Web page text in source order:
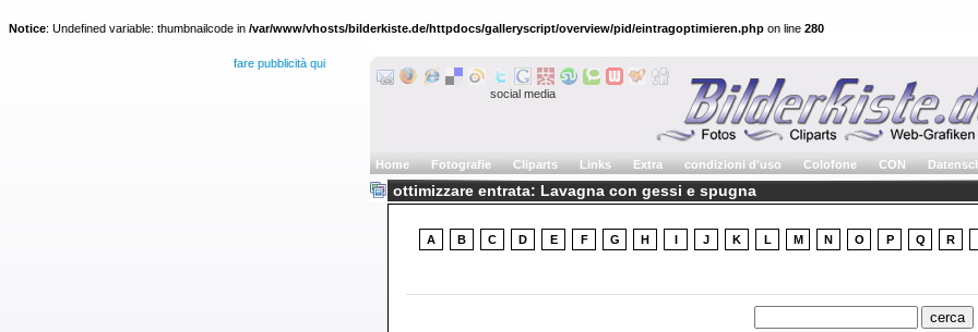
Notice: Undefined variable: thumbnailcode in /var/www/vhosts/bilderkiste.de/httpdocs/galleryscript/overview/pid/eintragoptimieren.php on line 280
fare pubblicità qui
social media
Home Fotografie Cliparts Links Extra condizioni d'uso Colofone CON
ottimizzare entrata: Lavagna con gessi e spugna
A B C D E F G H I J K L M N O P Q R